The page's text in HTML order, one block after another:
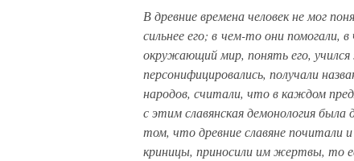
В древние времена человек не мог
сильнее его; в чем-то они помогали,
окружающий мир, понять его,
персонифицировались, получали
народов, считали, что в каждом
с этим славянская демонология
том, что древние славяне почитали
криницы, приносили им жертвы, то